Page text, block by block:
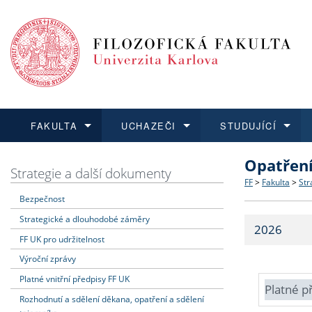
FAKULTA
Dozvědět se více
Struktura
Strategie
Fakultní
UCHAZEČI
Podat přihlášku
Co
Učitelské
STUDUJÍCÍ
Dozvědět se více
Dozvědět se více
O vědě a
Dozvědět se více
Aktuální
Strategie a další dokumenty
Bezpečnost
Strategické a dlouhodobé záměry
FF UK pro udržitelnost
Výroční zprávy
Platné vnitřní předpisy FF UK
Rozhodnutí a sdělení děkana, opatření a sdělení
FF > Fakulta >
2026
Platné